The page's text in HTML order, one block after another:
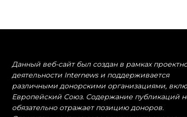
Данный веб-сайт был создан в рамках
деятельности Internews и поддерживается
различными донорскими организациями,
Европейский Союз. Содержание публикаций
обязательно отражает позицию доноров.